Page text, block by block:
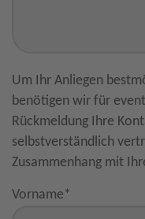
Um Ihr Anliegen
benötigen wir für
Rückmeldung Ihre Kontaktdaten. Diese behandeln wir
selbstverständlich
Vorname*